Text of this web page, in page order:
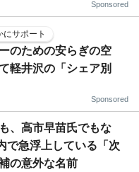
Sponsored
サポート
のための安らぎの空
軽井沢の「シェア別
Sponsored
、高市早苗氏でもな
で急浮上している「次
の意外な名前